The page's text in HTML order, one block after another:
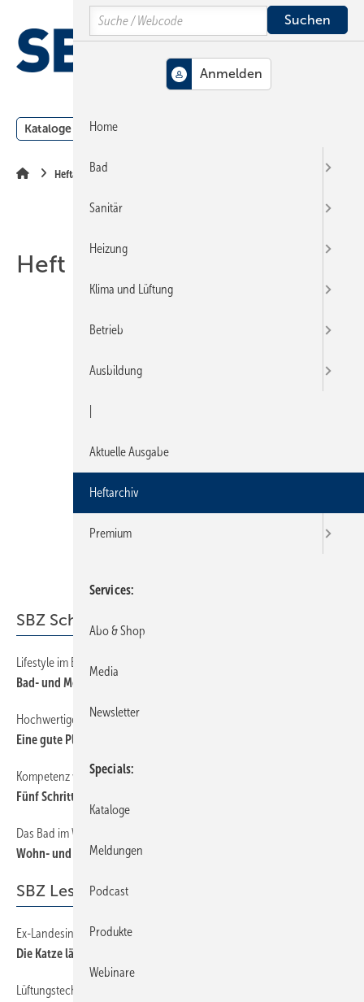
Hauptinhalt
Hauptmenü
SiteSearch
Kataloge Meldungen
Heftarchiv
Heft 22-2009
SBZ Schwerpunkt
Lifestyle im Bad
Bad- und Möbelwelt ­rücken enger zusammen
Hochwertige Badplanungen
Eine gute Planung ist die halbe Miete
Kompetenz wird belohnt
Fünf Schritte zur guten Badplanung
Das Bad im Wandel
Wohn- und Wohlgefühl immer wichtiger
SBZ Leserforum
Ex-Landesinnungsmeister
Die Katze lässt das Mausen nicht ...
Lüftungstechnik
Search
Home
Bad
Sanitär
Heizung
Klima und Lüftung
Betrieb
Ausbildung
Aktuelle Ausgabe
Heftarchiv
Premium
Services
Abo & Shop
Media
Newsletter
Specials
Kataloge
Meldungen
Podcast
Produkte
Webinare